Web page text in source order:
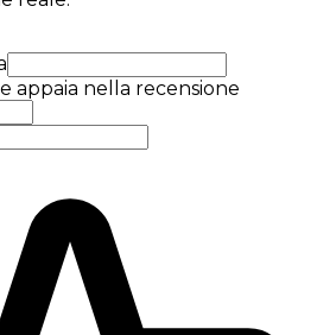
appaia nella recensione